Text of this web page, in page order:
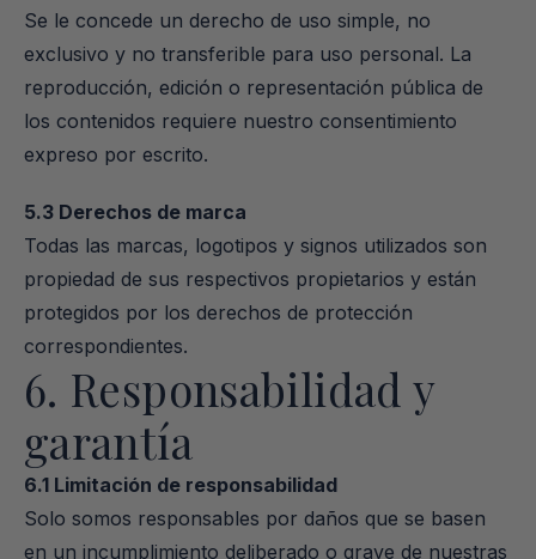
Se le concede un derecho de uso simple, no
exclusivo y no transferible para uso personal. La
reproducción, edición o representación pública de
los contenidos requiere nuestro consentimiento
expreso por escrito.
5.3 Derechos de marca
Todas las marcas, logotipos y signos utilizados son
propiedad de sus respectivos propietarios y están
protegidos por los derechos de protección
correspondientes.
6. Responsabilidad y
garantía
6.1 Limitación de responsabilidad
Solo somos responsables por daños que se basen
en un incumplimiento deliberado o grave de nuestras